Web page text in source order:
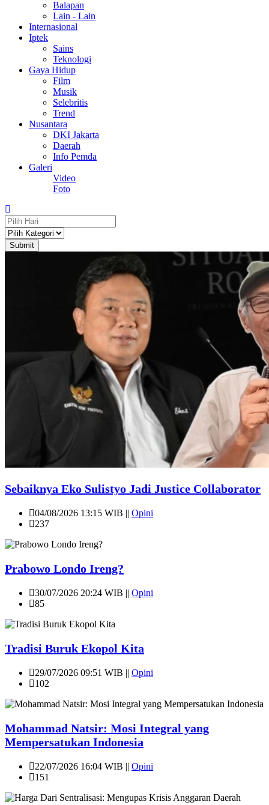
Balapan
Lain - Lain
Internasional
Iptek
Sains
Teknologi
Gaya Hidup
Film
Musik
Selebritis
Trend
Nusantara
DKI Jakarta
Daerah
Info Pemda
Galeri
Video
Foto
Submit
Sebaiknya Eko Sulistyo Jadi Justice Collaborator
04/08/2026 13:15 WIB || Opini
237
Prabowo Londo Ireng?
30/07/2026 20:24 WIB || Opini
85
Tradisi Buruk Ekopol Kita
29/07/2026 09:51 WIB || Opini
102
Mohammad Natsir: Mosi Integral yang
Mempersatukan Indonesia
22/07/2026 16:04 WIB || Opini
151